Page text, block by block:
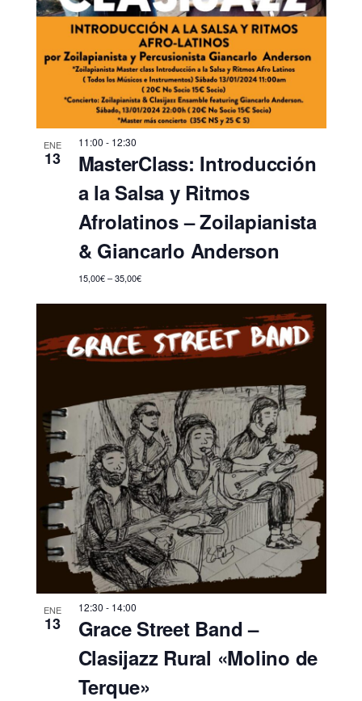
ENE
13
11:00 - 12:30
MasterClass: Introducción
a la Salsa y Ritmos
Afrolatinos – Zoilapianista
& Giancarlo Anderson
15,00€ – 35,00€
ENE
13
12:30 - 14:00
Grace Street Band –
Clasijazz Rural «Molino de
Terque»